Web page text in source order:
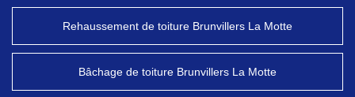
Rehaussement de toiture Brunvillers La Motte
Bâchage de toiture Brunvillers La Motte